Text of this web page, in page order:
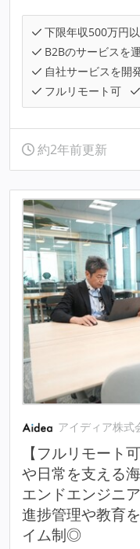
下限年収500万円
B2Bのサービスを
自社サービスを開
フルリモート可
約2年前更新
アイディア株式
【フルリモート
や日常を支える
エンドエンジニ
進捗管理や教育
イム制◎